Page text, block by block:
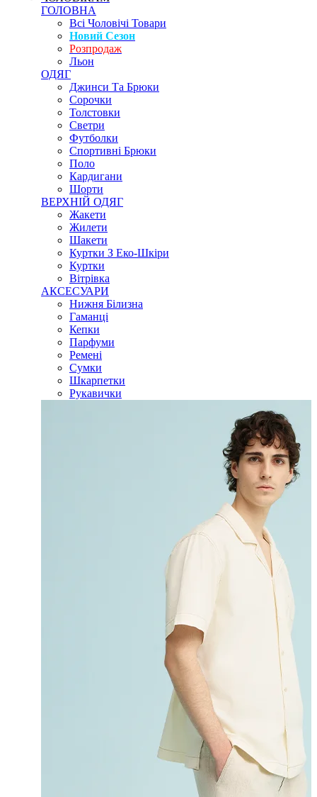
ГОЛОВНА
Всі Чоловічі Товари
Новий Сезон
Розпродаж
Льон
ОДЯГ
Джинси Та Брюки
Сорочки
Толстовки
Светри
Футболки
Спортивні Брюки
Поло
Кардигани
Шорти
ВЕРХНІЙ ОДЯГ
Жакети
Жилети
Шакети
Куртки З Еко-Шкіри
Куртки
Вітрівка
АКСЕСУАРИ
Нижня Білизна
Гаманці
Кепки
Парфуми
Ремені
Сумки
Шкарпетки
Рукавички